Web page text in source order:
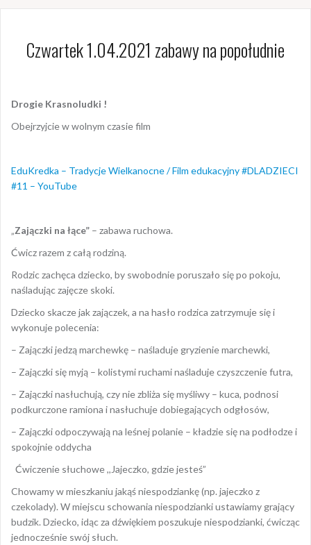
Czwartek 1.04.2021 zabawy na popołudnie
Drogie Krasnoludki !
Obejrzyjcie w wolnym czasie film
EduKredka – Tradycje Wielkanocne / Film edukacyjny #DLADZIECI
#11 – YouTube
„Zajączki na łące” – zabawa ruchowa.
Ćwicz razem z całą rodziną.
Rodzic zachęca dziecko, by swobodnie poruszało się po pokoju,
naśladując zajęcze skoki.
Dziecko skacze jak zajączek, a na hasło rodzica zatrzymuje się i
wykonuje polecenia:
– Zajączki jedzą marchewkę – naśladuje gryzienie marchewki,
– Zajączki się myją – kolistymi ruchami naśladuje czyszczenie futra,
– Zajączki nasłuchują, czy nie zbliża się myśliwy – kuca, podnosi
podkurczone ramiona i nasłuchuje dobiegających odgłosów,
– Zajączki odpoczywają na leśnej polanie – kładzie się na podłodze i
spokojnie oddycha
Ćwiczenie słuchowe ,,Jajeczko, gdzie jesteś”
Chowamy w mieszkaniu jakąś niespodziankę (np. jajeczko z
czekolady). W miejscu schowania niespodzianki ustawiamy grający
budzik. Dziecko, idąc za dźwiękiem poszukuje niespodzianki, ćwicząc
jednocześnie swój słuch.